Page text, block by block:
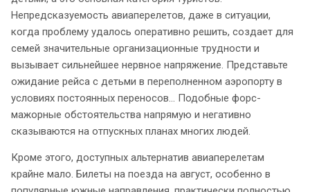
Непредсказуемость авиаперелетов, даже в ситуации,
когда проблему удалось оперативно решить, создает для
семей значительные организационные трудности и
вызывает сильнейшее нервное напряжение. Представьте
ожидание рейса с детьми в переполненном аэропорту в
условиях постоянных переносов… Подобные форс-
мажорные обстоятельства напрямую и негативно
сказываются на отпускных планах многих людей.
Кроме этого, доступных альтернатив авиаперелетам
крайне мало. Билеты на поезда на август, особенно в